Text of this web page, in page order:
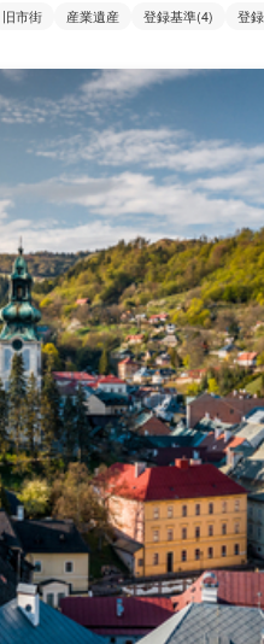
旧市街 産業遺産 登録基準(4) 登